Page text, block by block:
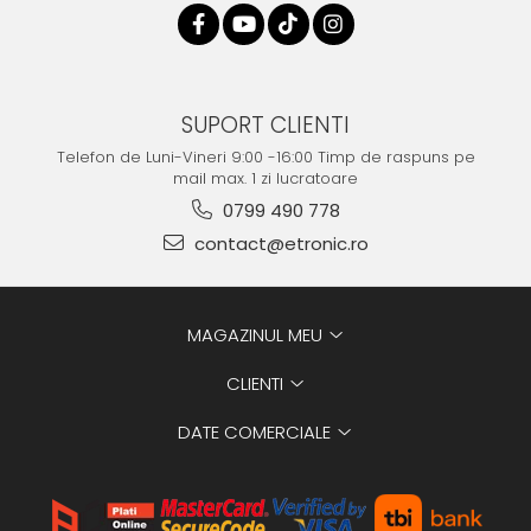
SUPORT CLIENTI
Telefon de Luni-Vineri 9:00 -16:00 Timp de raspuns pe
mail max. 1 zi lucratoare
0799 490 778
contact@etronic.ro
MAGAZINUL MEU
CLIENTI
DATE COMERCIALE